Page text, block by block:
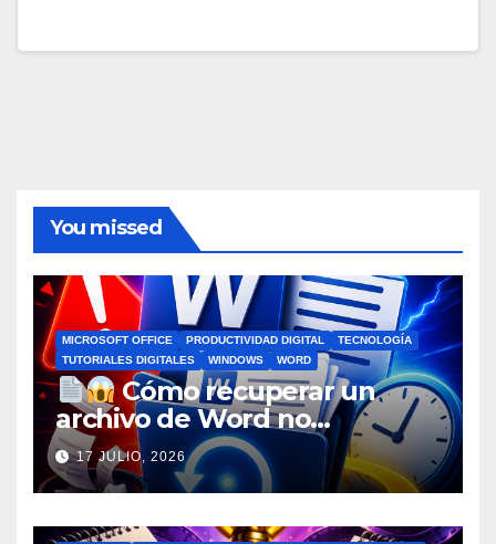
You missed
MICROSOFT OFFICE PRODUCTIVIDAD DIGITAL
TECNOLOGÍA
TUTORIALES DIGITALES
WINDOWS WORD
Cómo recuperar un
archivo de Word no
guardado antes de entrar en
pánico
17 JULIO, 2026